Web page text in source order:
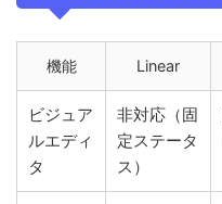
機能 Linear
ビジュア
ルエディ
タ
非対応（固
定ステータ
ス）